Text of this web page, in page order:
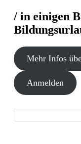
/ in einigen
Mehr Infos
Anmelden